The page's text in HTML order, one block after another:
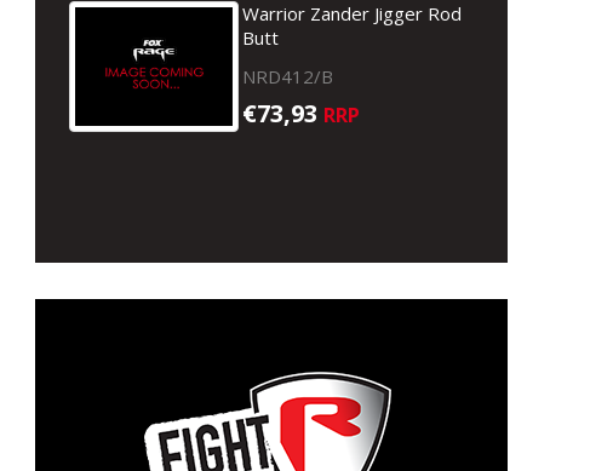
Warrior Zander Jigger Rod
Butt
NRD412/B
€73,93 RRP